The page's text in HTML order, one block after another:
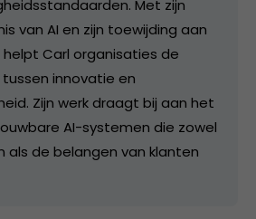
Met zijn
van AI en zijn toewijding aan
helpt Carl organisaties de
innovatie en
Zijn werk draagt bij aan het
AI-systemen die zowel
als de belangen van klanten